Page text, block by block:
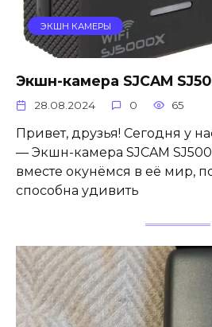
ЭКШН КАМЕРЫ
Экшн-камера SJCAM
28.08.2024 0 65
Привет, друзья! Сегодня у
— Экшн-камера SJCAM
вместе окунёмся в её мир,
способна удивить